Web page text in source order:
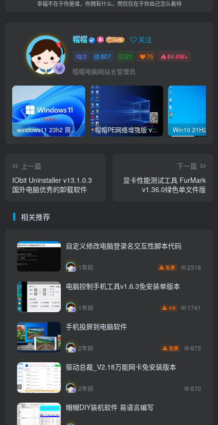
幸福不在于你是谁，你拥有什么，而仅仅在于你自己怎么看待
帽帽 关注
2 807 21 75 84.6W+
帽帽电脑网站长管理员
windows11 23h2 简体中文版64位 正式版 帽帽PE网络增强版 v2.4版本
上一篇
IObit Uninstaller v13.1.0.3
国外电脑优秀的卸载软件
下一篇
显卡性能测试工具 FurMark
v1.36.0绿色单文件版
相关推荐
自定义修改电脑登录名交互性脚本代码
1年前 免费 2318
电脑控制手机工具v1.6.3免安装单版本
1年前 ￥8 1741
手机投屏到电脑软件
2年前 免费 875
驱动总裁_V2.18万能网卡免安装版本
2年前 870
帽帽DIY装机软件 易语言编写